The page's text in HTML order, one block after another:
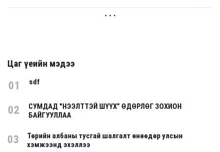
. . .
Цаг үеийн мэдээ
01 sdf
02
СУМДАД "НЭЭЛТТЭЙ ШҮҮХ” ӨДӨРЛӨГ ЗОХИОН
БАЙГУУЛЛАА
03
Төрийн албаны тусгай шалгалт өнөөдөр улсын
хэмжээнд эхэллээ